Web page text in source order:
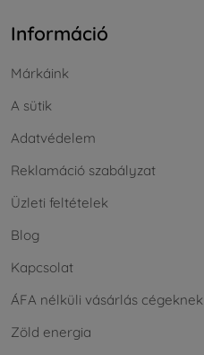
Információ
Márkáink
A sütik
Adatvédelem
Reklamáció szabályzat
Üzleti feltételek
Blog
Kapcsolat
ÁFA nélküli vásárlás cégeknek
Zöld energia